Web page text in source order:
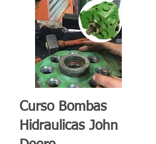
Curso Bombas
Hidraulicas John